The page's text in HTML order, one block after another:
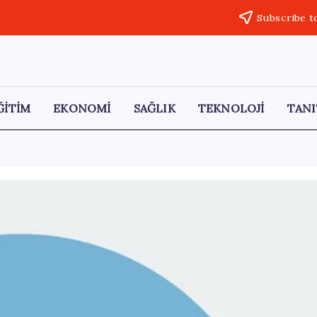
Subscribe
EKONOMİ SAĞLIK TEKNOLOJİ